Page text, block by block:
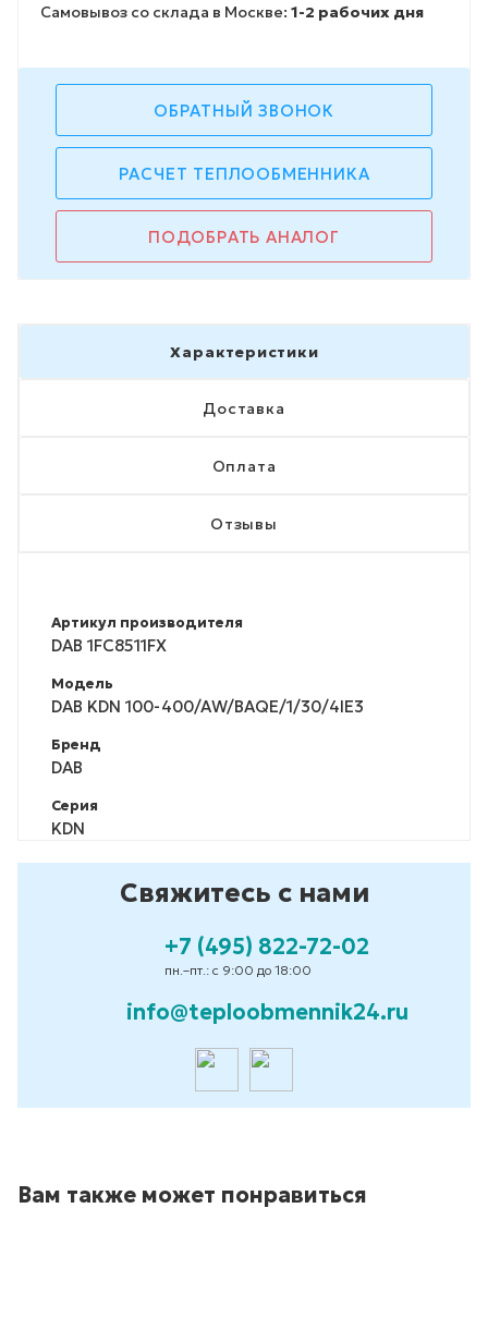
Самовывоз со склада в Москве: 1-2 рабочих дня
ОБРАТНЫЙ ЗВОНОК
РАСЧЕТ ТЕПЛООБМЕННИКА
ПОДОБРАТЬ АНАЛОГ
Характеристики
Доставка
Оплата
Отзывы
Артикул производителя
DAB 1FC8511FX
Модель
DAB KDN 100-400/AW/BAQE/1/30/4IE3
Бренд
DAB
Серия
KDN
Свяжитесь с нами
+7 (495) 822-72-02
пн.–пт.: с 9:00 до 18:00
info@teploobmennik24.ru
Вам также может понравиться